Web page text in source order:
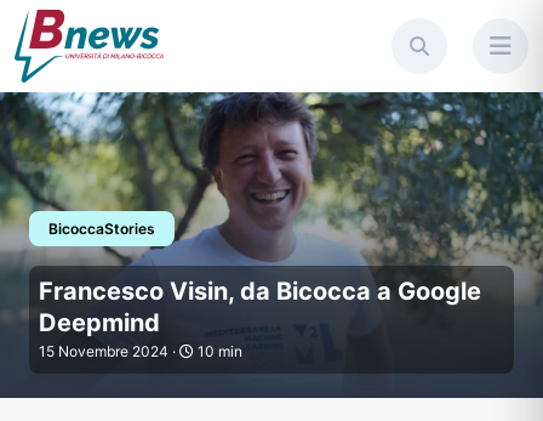
BicoccaStories
La storia di Francesco Visin,
Francesco Visin, da Bicocca a Google
Deepmind
15 Novembre 2024 · 10 min